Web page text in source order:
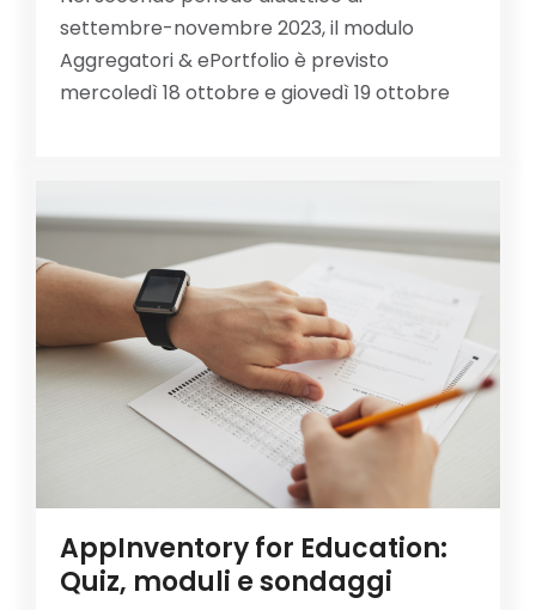
settembre-novembre 2023, il modulo
Aggregatori & ePortfolio è previsto
mercoledì 18 ottobre e giovedì 19 ottobre
AppInventory for Education:
Quiz, moduli e sondaggi